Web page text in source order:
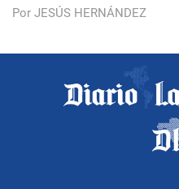
Por JESÚS HERNÁNDEZ